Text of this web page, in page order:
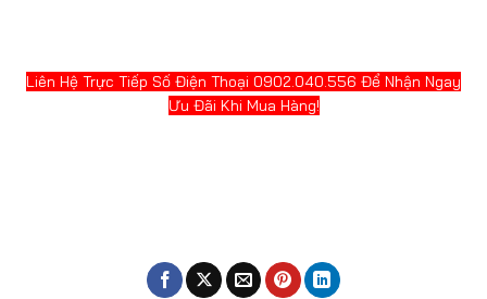
Liên Hệ Trực Tiếp Số Điện Thoại 0902.040.556 Để Nhận Ngay
Ưu Đãi Khi Mua Hàng!